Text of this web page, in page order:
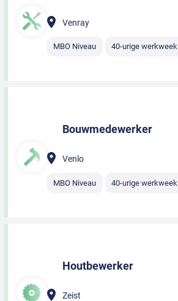
Venray
MBO Niveau 40-urige werkweek
Bouwmedewerker
Venlo
MBO Niveau 40-urige werkweek
Houtbewerker
Zeist